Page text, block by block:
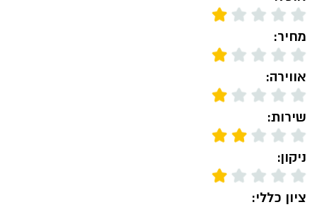
מחיר:
אווירה:
שירות:
ניקון:
ציון כללי: